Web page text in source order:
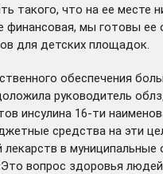
такого, что на ее месте
мы готовы ее
для детских площадок.
обеспечения
руководитель
инсулина 16-ти
средства на эти
в муниципальные
вопрос здоровья